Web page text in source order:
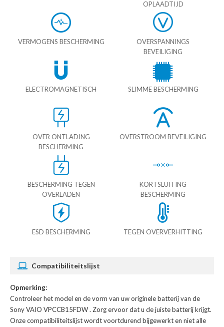
OPLAADTIJD
VERMOGENS BESCHERMING
OVERSPANNINGS
BEVEILIGING
ELECTROMAGNETISCH SLIMME BESCHERMING
OVER ONTLADING
BESCHERMING
OVERSTROOM BEVEILIGING
BESCHERMING TEGEN
OVERLADEN
KORTSLUITING
BESCHERMING
ESD BESCHERMING TEGEN OVERVERHITTING
Compatibiliteitslijst
Opmerking:
Controleer het model en de vorm van uw originele batterij van de
Sony VAIO VPCCB15FDW. Zorg ervoor dat u de juiste batterij krijgt.
Onze compatibiliteitslijst wordt voortdurend bijgewerkt en niet alle